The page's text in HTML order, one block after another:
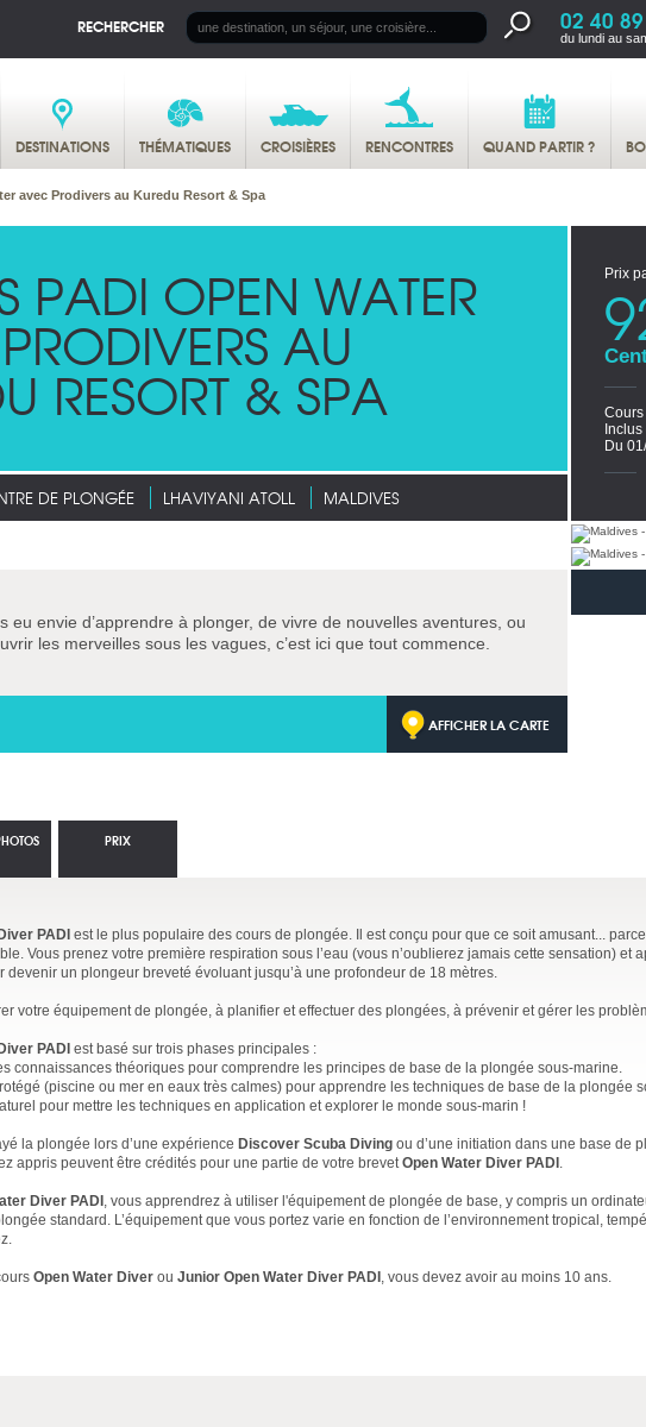
RECHERCHER 02 40
du lundi au
DESTINATIONS THÉMATIQUES CROISIÈRES RENCONTRES QUAND PARTIR ?
avec Prodivers au Kuredu Resort & Spa
PADI OPEN WATER
AU
RESORT & SPA
DE PLONGÉE LHAVIYANI ATOLL MALDIVES
Prix
Cours
Du
eu envie d’apprendre à plonger, de vivre de nouvelles aventures, ou
les merveilles sous les vagues, c’est ici que tout commence.
AFFICHER LA CARTE
PADI est le plus populaire des cours de plongée. Il est conçu pour que ce soit amusant...
Vous prenez votre première respiration sous l’eau (vous n’oublierez jamais cette sensation) et
devenir un plongeur breveté évoluant jusqu’à une profondeur de 18 mètres.
votre équipement de plongée, à planifier et effectuer des plongées, à prévenir et gérer les
PADI est basé sur trois phases principales :
connaissances théoriques pour comprendre les principes de base de la plongée sous-marine.
(piscine ou mer en eaux très calmes) pour apprendre les techniques de base de la plongée
pour mettre les techniques en application et explorer le monde sous-marin !
la plongée lors d’une expérience Discover Scuba Diving ou d’une initiation dans une base de
appris peuvent être crédités pour une partie de votre brevetOpen Water Diver PADI .
Diver PADI , vous apprendrez à utiliser l'équipement de plongée de base, y compris un
standard. L’équipement que vous portez varie en fonction de l’environnement tropical,
Open Water Diver ou Junior Open Water Diver PADI , vous devez avoir au moins 10 ans.
PRIX